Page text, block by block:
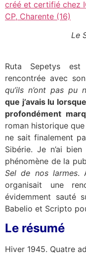
Le
Ruta Sepetys
rencontrée avec
qu’ils n’ont pas pu
que j’avais lu
profondément
roman historique
ne sait finalement
Sibérie. Je n’ai
phénomène de la
Sel de nos larmes.
organisait une
évidemment sauté
Babelio et Scripto
Le résumé
Hiver 1945. Quatre